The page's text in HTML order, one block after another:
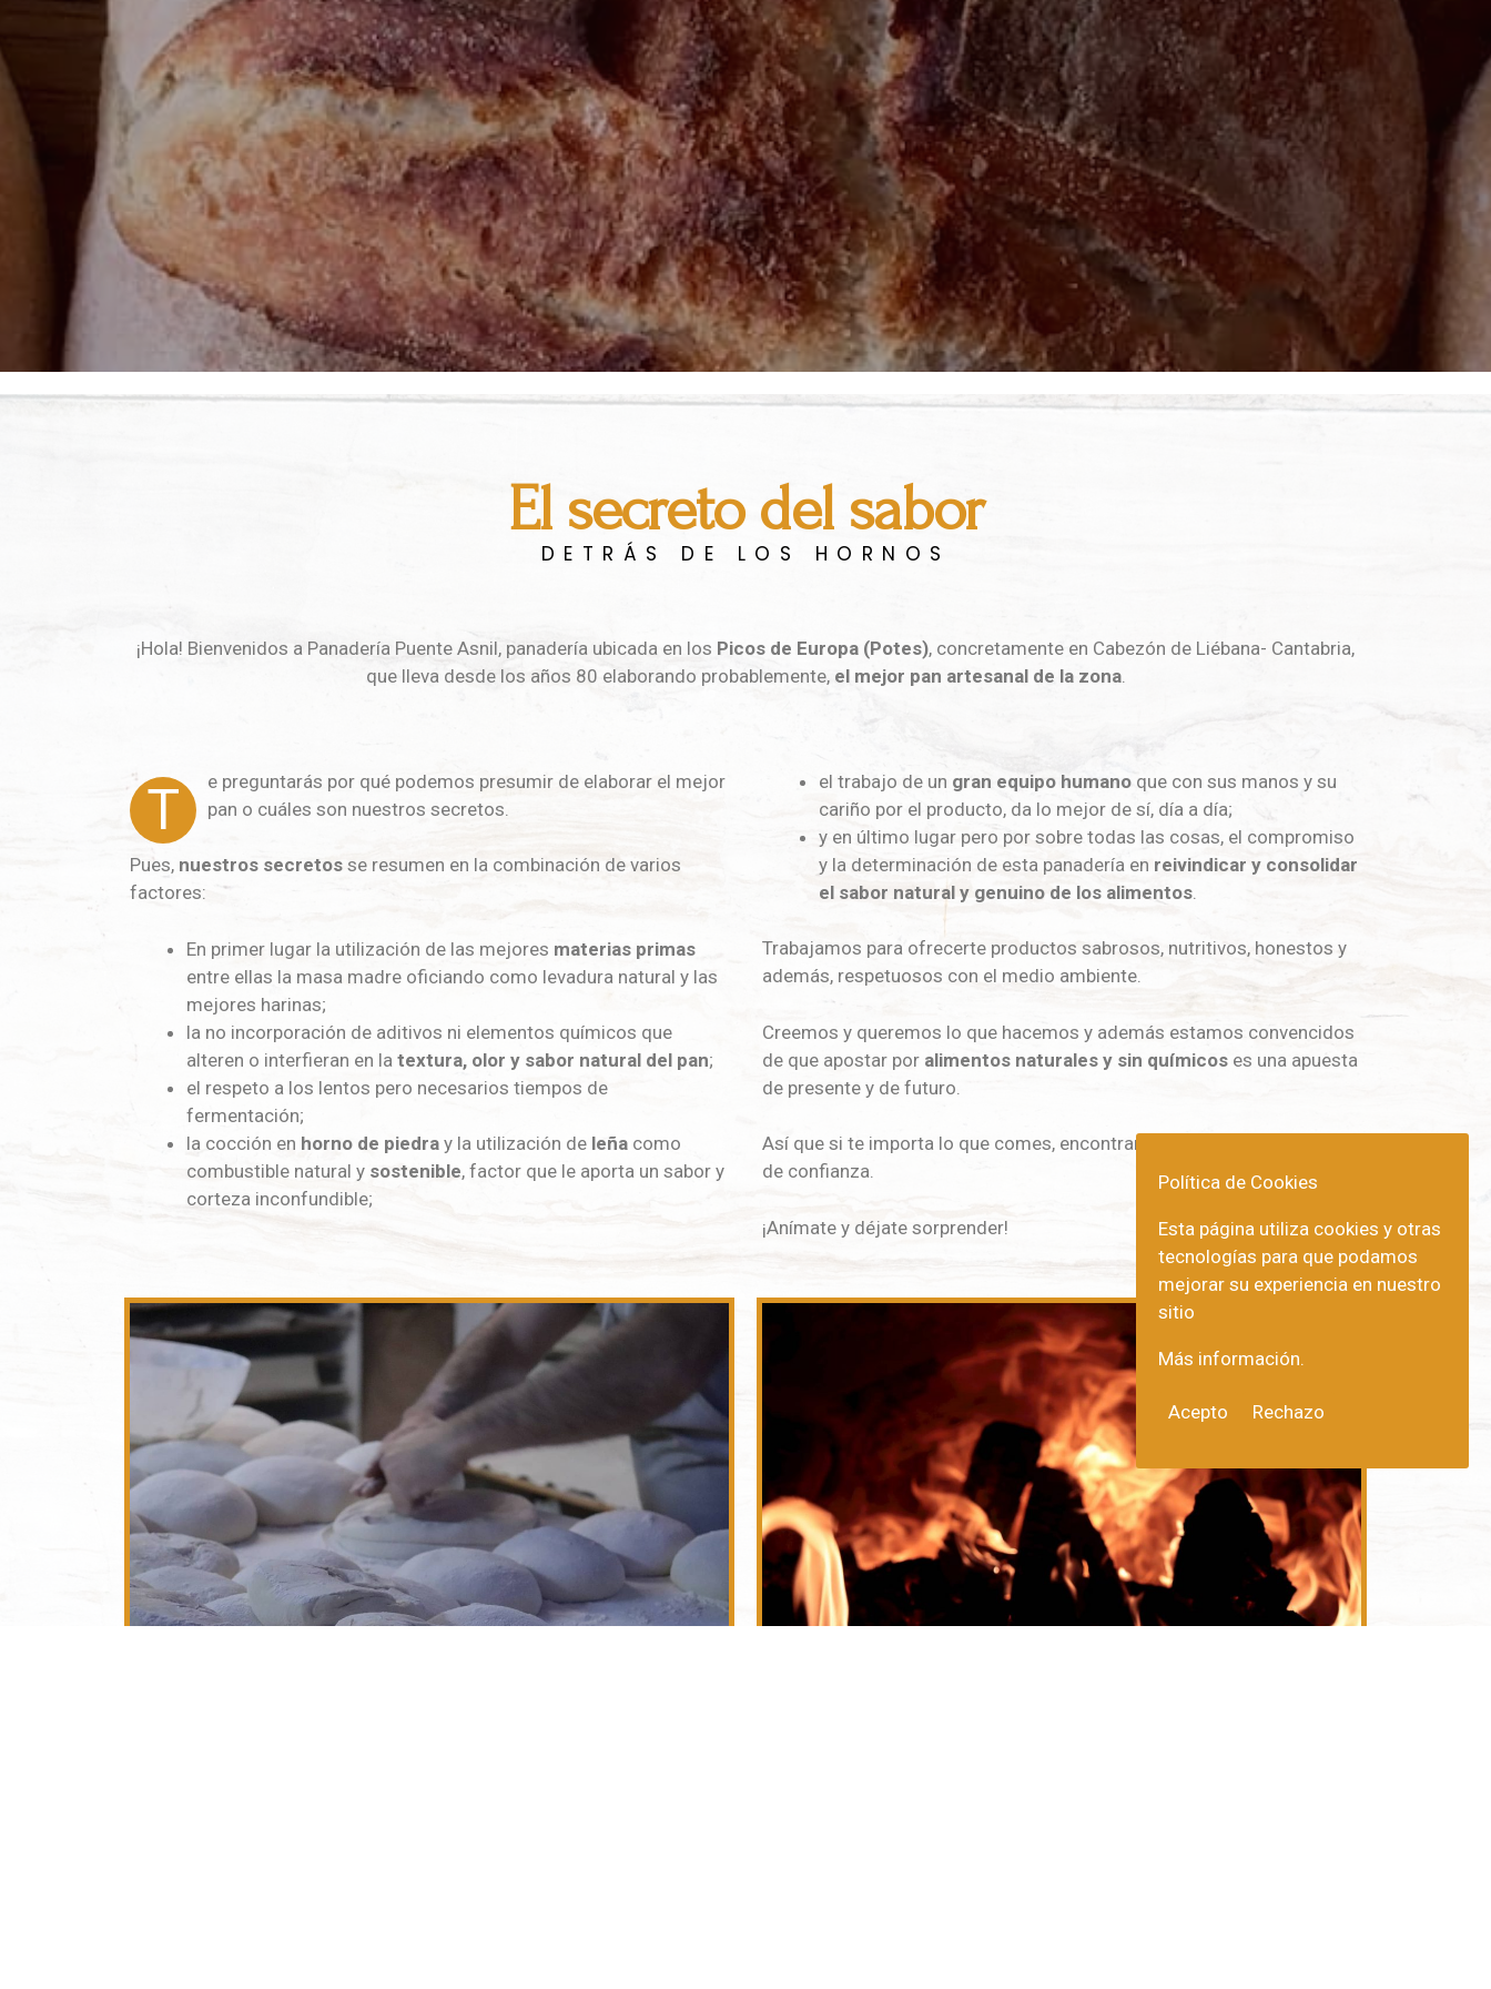
El secreto del sabor
DETRÁS DE LOS HORNOS
¡Hola! Bienvenidos a Panadería Puente Asnil, panadería ubicada en los Picos de Europa (Potes), concretamente en Cabezón de Liébana- Cantabria,
que lleva desde los años 80 elaborando probablemente, el mejor pan artesanal de la zona.
T
e preguntarás por qué podemos presumir de elaborar el mejor
pan o cuáles son nuestros secretos.
Pues, nuestros secretos se resumen en la combinación de varios
factores:
En primer lugar la utilización de las mejores materias primas
entre ellas la masa madre oficiando como levadura natural y las
mejores harinas;
la no incorporación de aditivos ni elementos químicos que
alteren o interfieran en la textura, olor y sabor natural del pan;
el respeto a los lentos pero necesarios tiempos de
fermentación;
la cocción en horno de piedra y la utilización de leña como
combustible natural y sostenible, factor que le aporta un sabor y
corteza inconfundible;
el trabajo de un gran equipo humano que con sus manos y su
cariño por el producto, da lo mejor de sí, día a día;
y en último lugar pero por sobre todas las cosas, el compromiso
y la determinación de esta panadería en reivindicar y consolidar
el sabor natural y genuino de los alimentos
Trabajamos para ofrecerte productos sabrosos, nutritivos, honestos y
además, respetuosos con el medio ambiente.
Creemos y queremos lo que hacemos y además estamos convencidos
de que apostar por alimentos naturales y sin químicos es una apuesta
de presente y de futuro.
Así que si te importa lo que comes, encontrarás en esta casa un aliado
de confianza.
¡Anímate y déjate sorprender!
Política de Cookies
Esta página utiliza cookies y otras
tecnologías para que podamos
mejorar su experiencia en nuestro
sitio
Más información.
Acepto Rechazo